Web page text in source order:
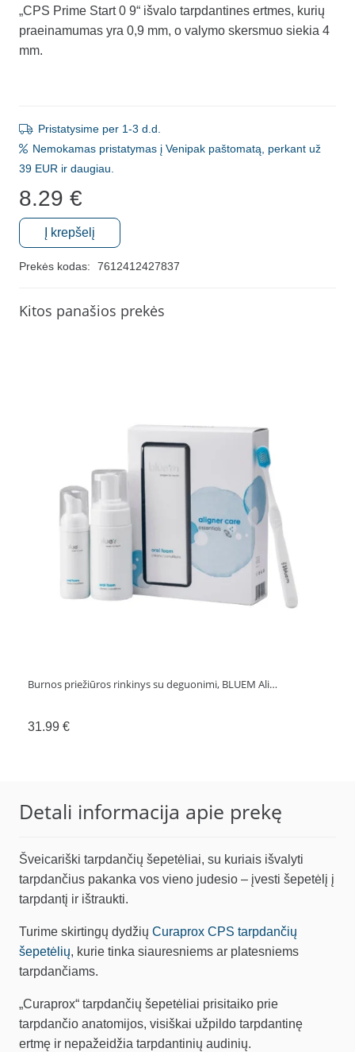
„CPS Prime Start 0 9“ išvalo tarpdantines ertmes, kurių
praeinamumas yra 0,9 mm, o valymo skersmuo siekia 4
mm.
Pristatysime per 1-3 d.d.
Nemokamas pristatymas į Venipak paštomatą, perkant už
39 EUR ir daugiau.
8.29 €
produkto
kiekis:
"Curaprox
koteliais,
Į krepšelį
Prekės kodas: 7612412427837
Kitos panašios prekės
Burnos priežiūros rinkinys su deguonimi, BLUEM Ali…
31.99 €
Detali informacija apie prekę
Šveicariški tarpdančių šepetėliai, su kuriais išvalyti
tarpdančius pakanka vos vieno judesio – įvesti šepetėlį į
tarpdantį ir ištraukti.
Turime skirtingų dydžių Curaprox CPS tarpdančių
šepetėlių, kurie tinka siauresniems ar platesniems
tarpdančiams.
„Curaprox“ tarpdančių šepetėliai prisitaiko prie
tarpdančio anatomijos, visiškai užpildo tarpdantinę
ertmę ir nepažeidžia tarpdantinių audinių.